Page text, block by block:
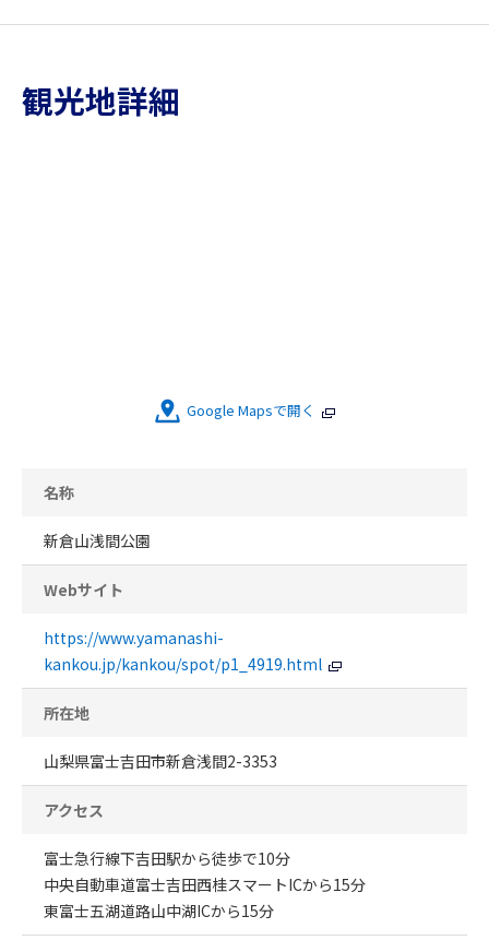
観光地詳細
Google Mapsで開く
名称
新倉山浅間公園
Webサイト
https://www.yamanashi-
kankou.jp/kankou/spot/p1_4919.html
所在地
山梨県富士吉田市新倉浅間2-3353
アクセス
富士急行線下吉田駅から徒歩で10分
中央自動車道富士吉田西桂スマートICから15分
東富士五湖道路山中湖ICから15分